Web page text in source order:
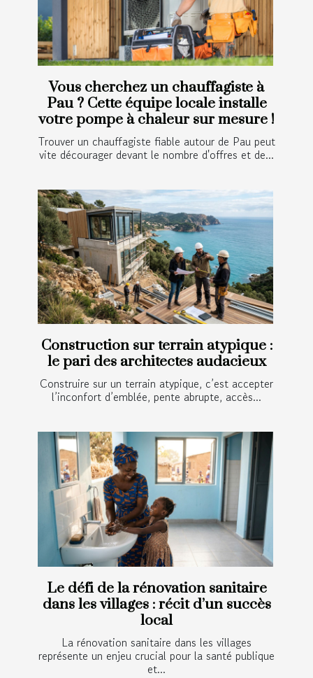
Vous cherchez un chauffagiste à
Pau ? Cette équipe locale installe
votre pompe à chaleur sur mesure !
Trouver un chauffagiste fiable autour de Pau peut
vite décourager devant le nombre d'offres et de...
Construction sur terrain atypique :
le pari des architectes audacieux
Construire sur un terrain atypique, c’est accepter
l’inconfort d’emblée, pente abrupte, accès...
Le défi de la rénovation sanitaire
dans les villages : récit d’un succès
local
La rénovation sanitaire dans les villages
représente un enjeu crucial pour la santé publique
et...